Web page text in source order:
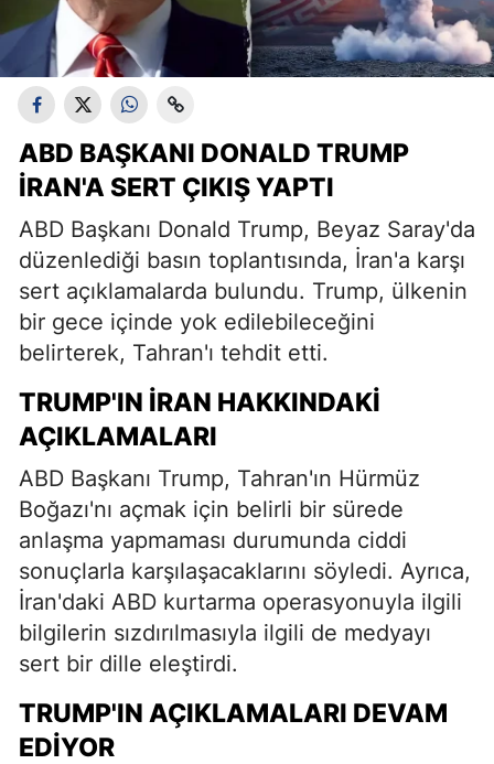
ABD BAŞKANI DONALD TRUMP
İRAN'A SERT ÇIKIŞ YAPTI
ABD Başkanı Donald Trump, Beyaz Saray'da
düzenlediği basın toplantısında, İran'a karşı
sert açıklamalarda bulundu. Trump, ülkenin
bir gece içinde yok edilebileceğini
belirterek, Tahran'ı tehdit etti.
TRUMP'IN İRAN HAKKINDAKI
AÇIKLAMALARI
ABD Başkanı Trump, Tahran'ın Hürmüz
Boğazı'nı açmak için belirli bir sürede
anlaşma yapmaması durumunda ciddi
sonuçlarla karşılaşacaklarını söyledi. Ayrıca,
İran'daki ABD kurtarma operasyonuyla ilgili
bilgilerin sızdırılmasıyla ilgili de medyayı
sert bir dille eleştirdi.
TRUMP'IN AÇIKLAMALARI DEVAM
EDIYOR